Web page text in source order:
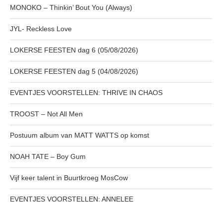
MONOKO – Thinkin’ Bout You (Always)
JYL- Reckless Love
LOKERSE FEESTEN dag 6 (05/08/2026)
LOKERSE FEESTEN dag 5 (04/08/2026)
EVENTJES VOORSTELLEN: THRIVE IN CHAOS
TROOST – Not All Men
Postuum album van MATT WATTS op komst
NOAH TATE – Boy Gum
Vijf keer talent in Buurtkroeg MosCow
EVENTJES VOORSTELLEN: ANNELEE